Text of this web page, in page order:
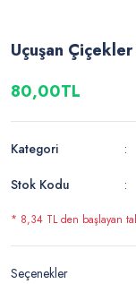
Uçuşan
80,00TL
Kategori
Stok Kodu
* 8,34 TL den başlayan
Seçenekler